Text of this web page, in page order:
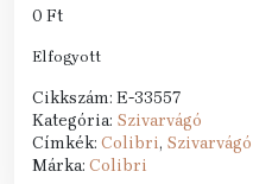
0 Ft
Elfogyott
Cikkszám: E-33557
Kategória: Szivarvágó
Címkék: Colibri, Szivarvágó
Márka: Colibri